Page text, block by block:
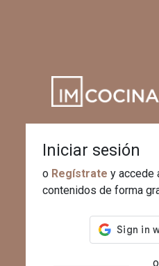
Iniciar sesión
o Regístrate y accede
contenidos de forma
o